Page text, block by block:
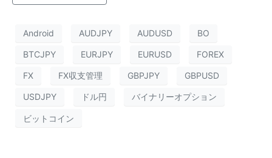
Android AUDJPY AUDUSD BO
BTCJPY EURJPY EURUSD FOREX
FX FX収支管理 GBPJPY GBPUSD
USDJPY ドル円 バイナリーオプション
ビットコイン